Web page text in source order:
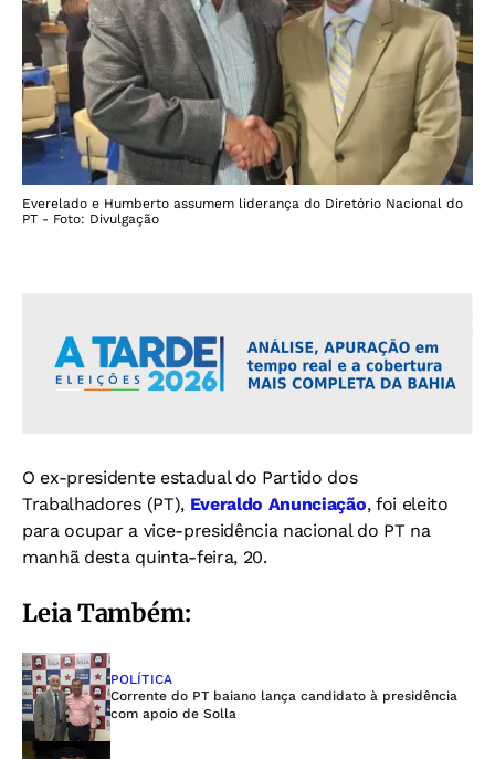
Everelado e Humberto assumem liderança do Diretório Nacional do
PT - Foto: Divulgação
O ex-presidente estadual do Partido dos
Trabalhadores (PT),Everaldo Anunciação, foi eleito
para ocupar a vice-presidência nacional do PT na
manhã desta quinta-feira, 20.
Leia Também:
POLÍTICA
Corrente do PT baiano lança candidato à presidência
com apoio de Solla